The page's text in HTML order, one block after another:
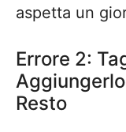
aspetta un
Errore 2:
Resto